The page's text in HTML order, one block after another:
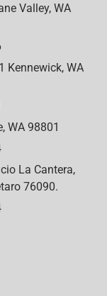
Valley, WA
Kennewick, WA
WA 98801
La Cantera,
76090.